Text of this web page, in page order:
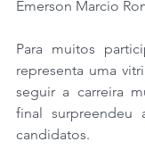
Emerson Marcio
Para muitos
representa uma
seguir a carreira
final surpreendeu
candidatos.